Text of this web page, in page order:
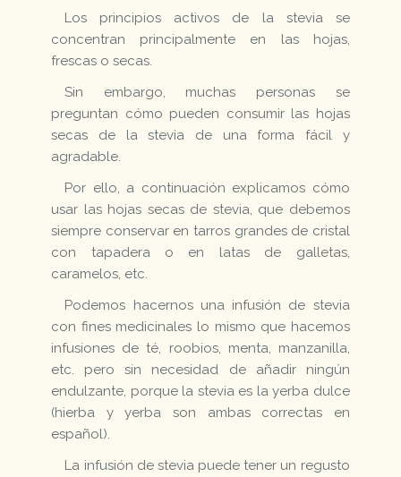
Los principios activos de la stevia se
concentran principalmente en las hojas,
frescas o secas.
Sin embargo, muchas personas se
preguntan cómo pueden consumir las hojas
secas de la stevia de una forma fácil y
agradable.
Por ello, a continuación explicamos cómo
usar las hojas secas de stevia, que debemos
siempre conservar en tarros grandes de cristal
con tapadera o en latas de galletas,
caramelos, etc.
Podemos hacernos una infusión de stevia
con fines medicinales lo mismo que hacemos
infusiones de té, roobios, menta, manzanilla,
etc. pero sin necesidad de añadir ningún
endulzante, porque la stevia es la yerba dulce
(hierba y yerba son ambas correctas en
español).
La infusión de stevia puede tener un regusto